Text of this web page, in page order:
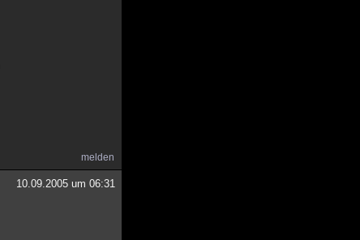
melden
10.09.2005 um 06:31